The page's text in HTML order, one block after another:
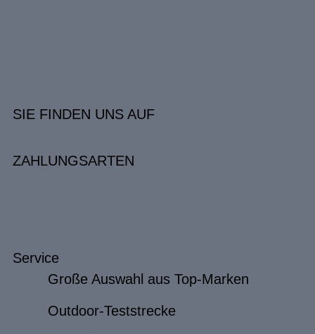
SIE FINDEN UNS AUF
ZAHLUNGSARTEN
Service
Große Auswahl aus Top-Marken
Outdoor-Teststrecke